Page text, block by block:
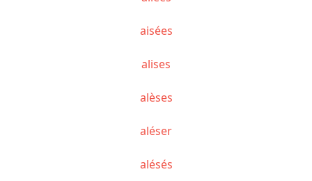
aisées
alises
alèses
aléser
alésés